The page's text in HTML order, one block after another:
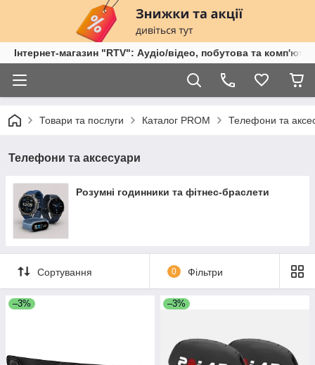
Інтернет-магазин "RTV": Аудіо/відео, побутова та
Товари та послуги Каталог PROM Телефони та
Телефони та аксесуари
Розумні годинники та фітнес-браслети
Сортування 0 Фільтри
–3% –3%